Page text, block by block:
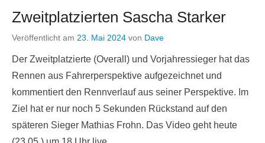
Zweitplatzierten Sascha Starker
Veröffentlicht am 23. Mai 2024 von Dave
Der Zweitplatzierte (Overall) und Vorjahressieger hat das
Rennen aus Fahrerperspektive aufgezeichnet und
kommentiert den Rennverlauf aus seiner Perspektive. Im
Ziel hat er nur noch 5 Sekunden Rückstand auf den
späteren Sieger Mathias Frohn. Das Video geht heute